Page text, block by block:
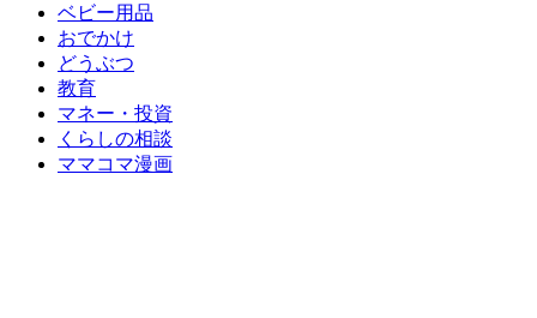
ベビー用品
おでかけ
どうぶつ
教育
マネー・投資
くらしの相談
ママコマ漫画